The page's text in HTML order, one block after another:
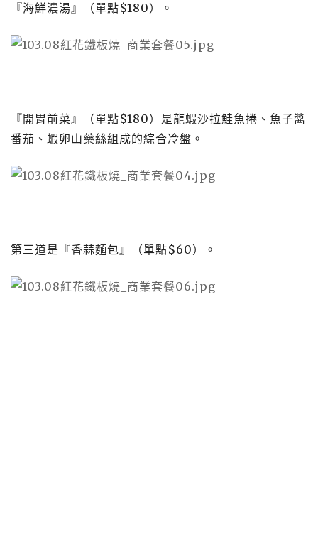
『海鮮濃湯』（單點$180）。
『開胃前菜』（單點$180）是龍蝦沙拉鮭魚捲、魚子醬
番茄、蝦卵山藥絲組成的綜合冷盤。
第三道是『香蒜麵包』（單點$60）。